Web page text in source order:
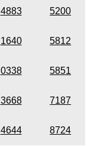
4883 5200
1640 5812
0338 5851
3668 7187
4644 8724